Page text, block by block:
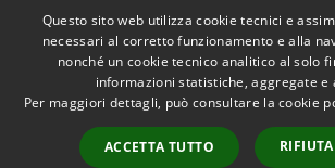
RSS
Accessibilità
Cookie
Mappa del sito
Copyright
Questo sito web utilizza cookie tecnici e
necessari al corretto funzionamento e alla
nonché un cookie tecnico analitico al solo
informazioni statistiche, aggregate e
Per maggiori dettagli, può consultare la cookie
ACCETTA TUTTO